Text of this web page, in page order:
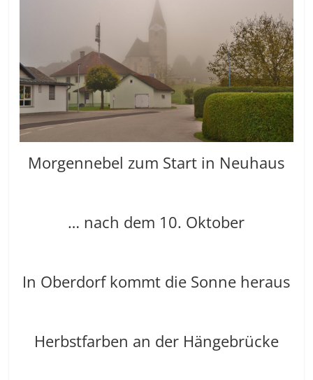
Morgennebel zum Start in Neuhaus
… nach dem 10. Oktober
In Oberdorf kommt die Sonne heraus
Herbstfarben an der Hängebrücke